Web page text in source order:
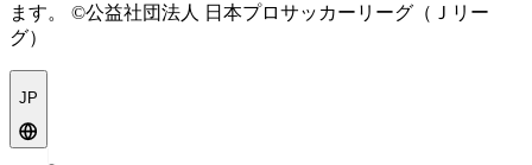
ます。
©公益社団法人 日本プロサッカーリーグ（Ｊリー
グ）
JP